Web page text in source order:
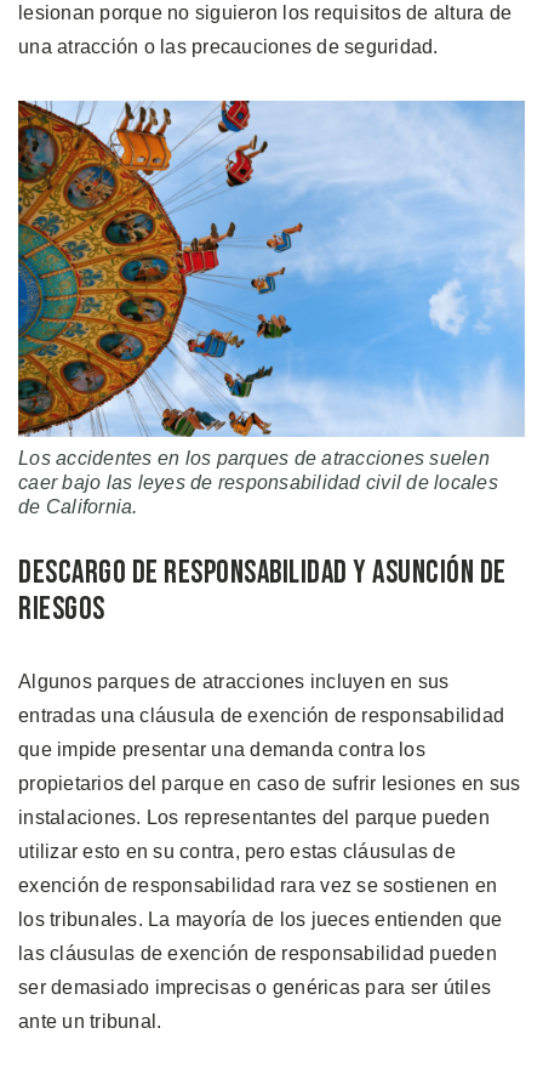
lesionan porque no siguieron los requisitos de altura de
una atracción o las precauciones de seguridad.
Los accidentes en los parques de atracciones suelen
caer bajo las leyes de responsabilidad civil de locales
de California.
Descargo de Responsabilidad y Asunción de
Riesgos
Algunos parques de atracciones incluyen en sus
entradas una cláusula de exención de responsabilidad
que impide presentar una demanda contra los
propietarios del parque en caso de sufrir lesiones en sus
instalaciones. Los representantes del parque pueden
utilizar esto en su contra, pero estas cláusulas de
exención de responsabilidad rara vez se sostienen en
los tribunales. La mayoría de los jueces entienden que
las cláusulas de exención de responsabilidad pueden
ser demasiado imprecisas o genéricas para ser útiles
ante un tribunal.